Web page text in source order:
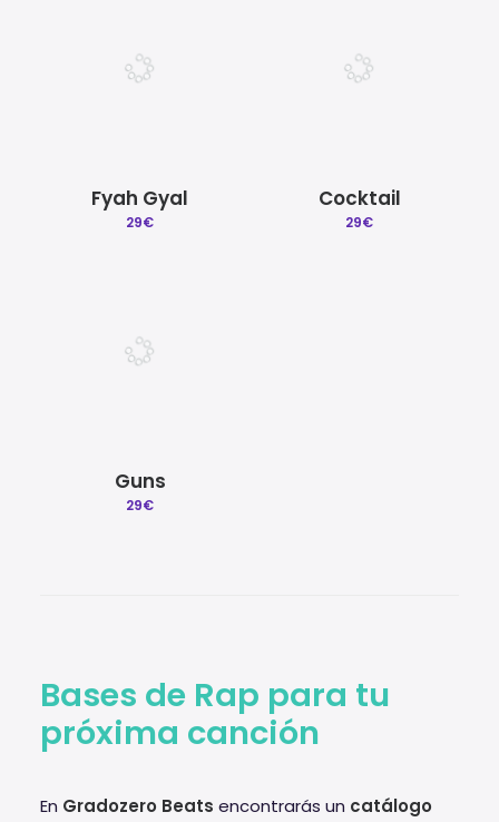
Fyah Gyal
29€
Cocktail
29€
Guns
29€
Bases de Rap para tu
próxima canción
En Gradozero Beats encontrarás un catálogo